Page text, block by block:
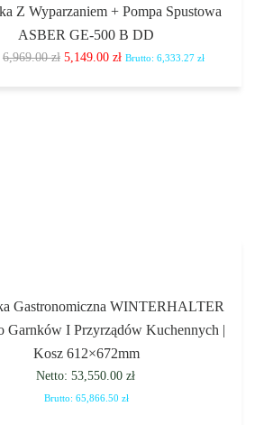
Z Wyparzaniem + Pompa Spustowa
ASBER GE-500 B DD
6,969.00zł 5,149.00 zł Brutto: 6,333.27 zł
Gastronomiczna WINTERHALTER
Garnków I Przyrządów Kuchennych |
Kosz 612×672mm
Netto:53,550.00zł
Brutto: 65,866.50 zł